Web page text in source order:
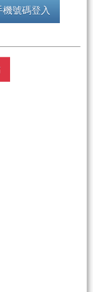
能的噴發高
奇
股今天的表現
講中隨口提了
說未來的 AI 不
。這句話就像
蠻牛，盤中直
別是
、高彈性」，
懷疑人生。
機號碼登入